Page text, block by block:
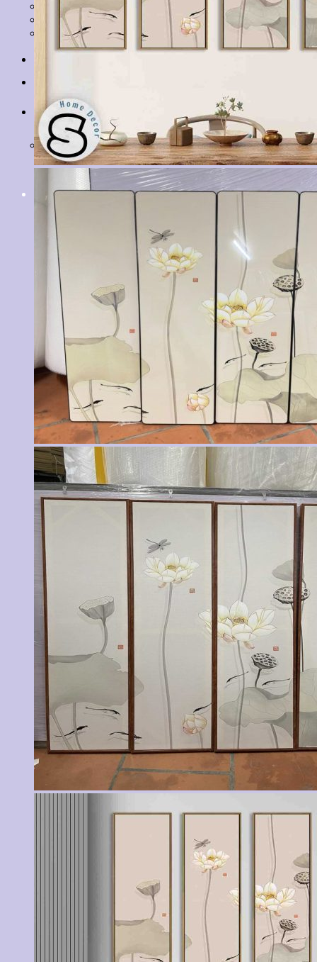
Tranh Lá Cây
Tranh Cá Chép
Tranh Tĩnh Vật
Tranh Đồng Quê
Tranh Thuỷ Mặc
Tranh Con Hổ
Giỏ hàng
Chưa có sản phẩm trong giỏ hàng.
Tìm